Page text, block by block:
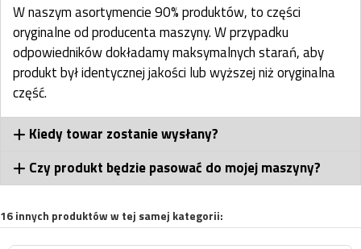
W naszym asortymencie 90% produktów, to części
oryginalne od producenta maszyny. W przypadku
odpowiedników dokładamy maksymalnych starań, aby
produkt był identycznej jakości lub wyższej niż oryginalna
część.
Kiedy towar zostanie wysłany?
Czy produkt będzie pasować do mojej maszyny?
16 innych produktów w tej samej kategorii: